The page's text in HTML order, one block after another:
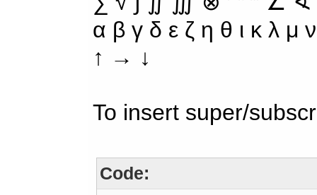
α β γ δ ε ζ η θ ι κ λ
↑ → ↓
To insert super/
Code: